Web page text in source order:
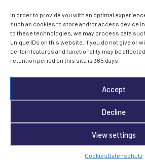
In order to provide you with an optimal
such as cookies to store and/or access device
to these technologies, we may process data
unique IDs on this website. If you do not give or
certain features and functionality may be
retention period on this site is 365 days.
Accept
Decline
View settings
CookiesDatenschutz
Instagram
LinkedIn
Ähnliche Beiträge